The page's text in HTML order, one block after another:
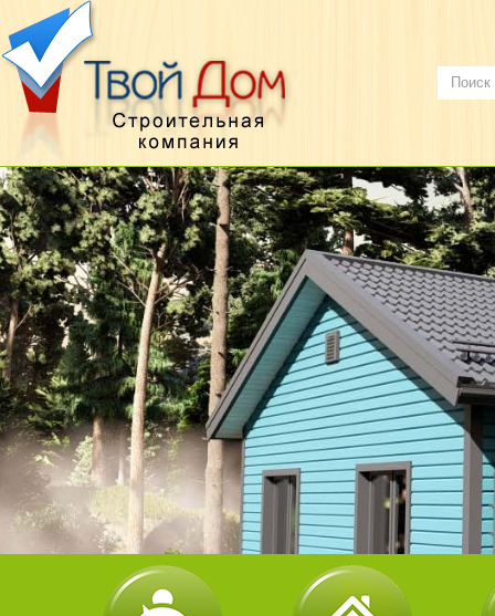
О НАС КАРКАСНЫЕ ДОМА ДОМА ИЗ БРУСА
КОНТАКТЫ